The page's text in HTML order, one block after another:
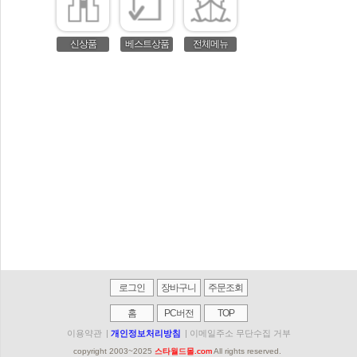
신상품 베스트상품 전체메뉴
로그인 장바구니 주문조회
홈 PC버전 TOP
이용약관 | 개인정보처리방침 | 이메일주소 무단수집 거부
copyright 2003~2025 스타월드몰.comAll rights reserved.